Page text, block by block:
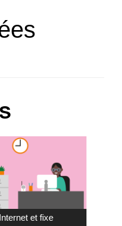
Internet et fixe